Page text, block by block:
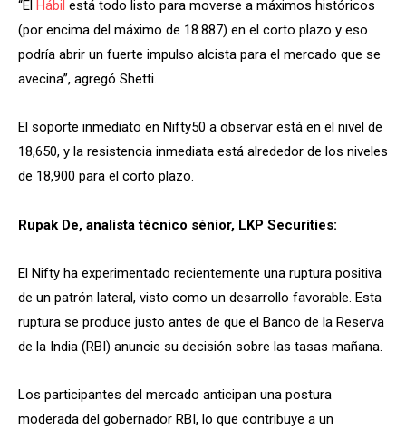
“El Hábil está todo listo para moverse a máximos históricos
(por encima del máximo de 18.887) en el corto plazo y eso
podría abrir un fuerte impulso alcista para el mercado que se
avecina”, agregó Shetti.
El soporte inmediato en Nifty50 a observar está en el nivel de
18,650, y la resistencia inmediata está alrededor de los niveles
de 18,900 para el corto plazo.
Rupak De, analista técnico sénior, LKP Securities:
El Nifty ha experimentado recientemente una ruptura positiva
de un patrón lateral, visto como un desarrollo favorable. Esta
ruptura se produce justo antes de que el Banco de la Reserva
de la India (RBI) anuncie su decisión sobre las tasas mañana.
Los participantes del mercado anticipan una postura
moderada del gobernador RBI, lo que contribuye a un